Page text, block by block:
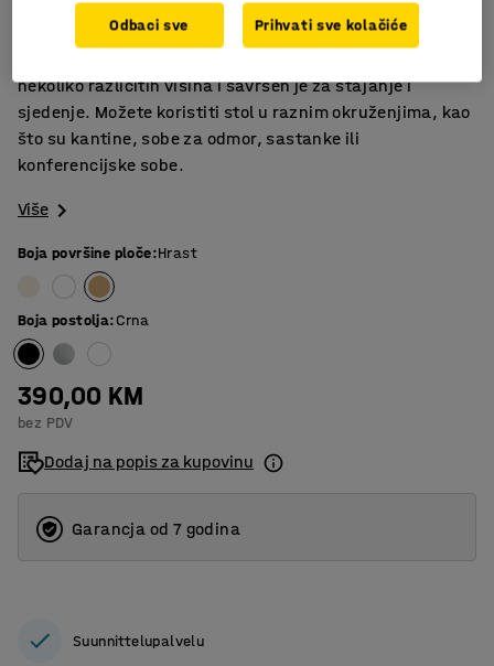
Jednostavno i elegantno
nekoliko različitih visina i savršen je za stajanje i
sjedenje. Možete koristiti stol u raznim okruženjima, kao
što su kantine, sobe za odmor, sastanke ili
konferencijske sobe.
Više
Boja površine ploče:Hrast
Boja postolja:Crna
390,00 KM
bez PDV
Dodaj na popis za kupovinu
Garancja od 7 godina
Suunnittelupalvelu
Odbaci sve Prihvati sve kolačiće